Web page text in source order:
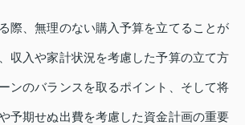
際、無理のない購入予算を立てることが
収入や家計状況を考慮した予算の立て方
ンのバランスを取るポイント、そして将
予期せぬ出費を考慮した資金計画の重要